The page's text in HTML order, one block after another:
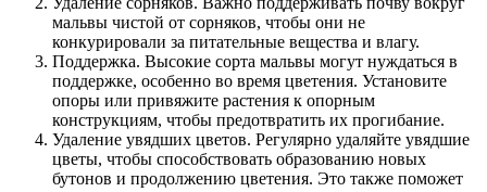
мальвы чистой от сорняков, чтобы они не
конкурировали за питательные вещества и влагу.
Поддержка. Высокие сорта мальвы могут нуждаться в
поддержке, особенно во время цветения. Установите
опоры или привяжите растения к опорным
конструкциям, чтобы предотвратить их прогибание.
Удаление увядших цветов. Регулярно удаляйте увядшие
цветы, чтобы способствовать образованию новых
бутонов и продолжению цветения. Это также поможет